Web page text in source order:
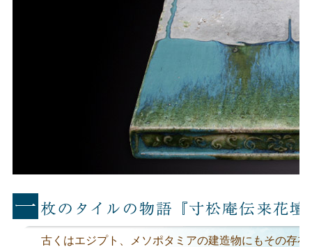
古くはエジプト、メソポタミアの建造物にもその存